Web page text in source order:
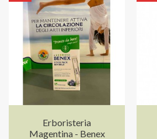
Erboristeria
Magentina - Benex